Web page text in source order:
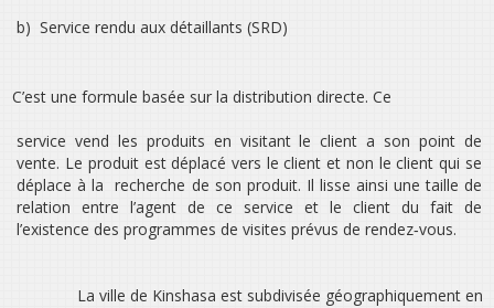
b) Service rendu aux détaillants (SRD)
C’est une formule basée sur la distribution directe. Ce
service vend les produits en visitant le client a son point de
vente. Le produit est déplacé vers le client et non le client qui se
déplace à la
recherche de son produit. Il lisse ainsi une taille de
relation entre l’agent de ce service et le client du fait de
l’existence des programmes de visites prévus de rendez‐vous.
La ville de Kinshasa est subdivisée géographiquement en